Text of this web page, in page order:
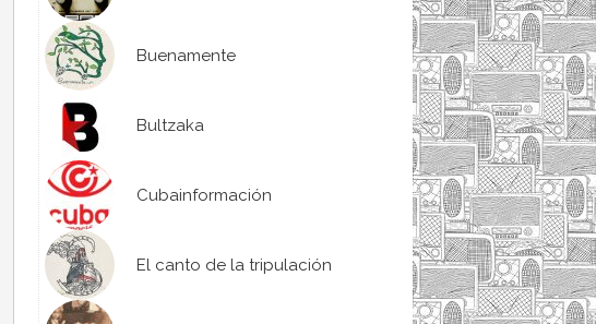
Buenamente
Bultzaka
Cubainformación
El canto de la tripulación